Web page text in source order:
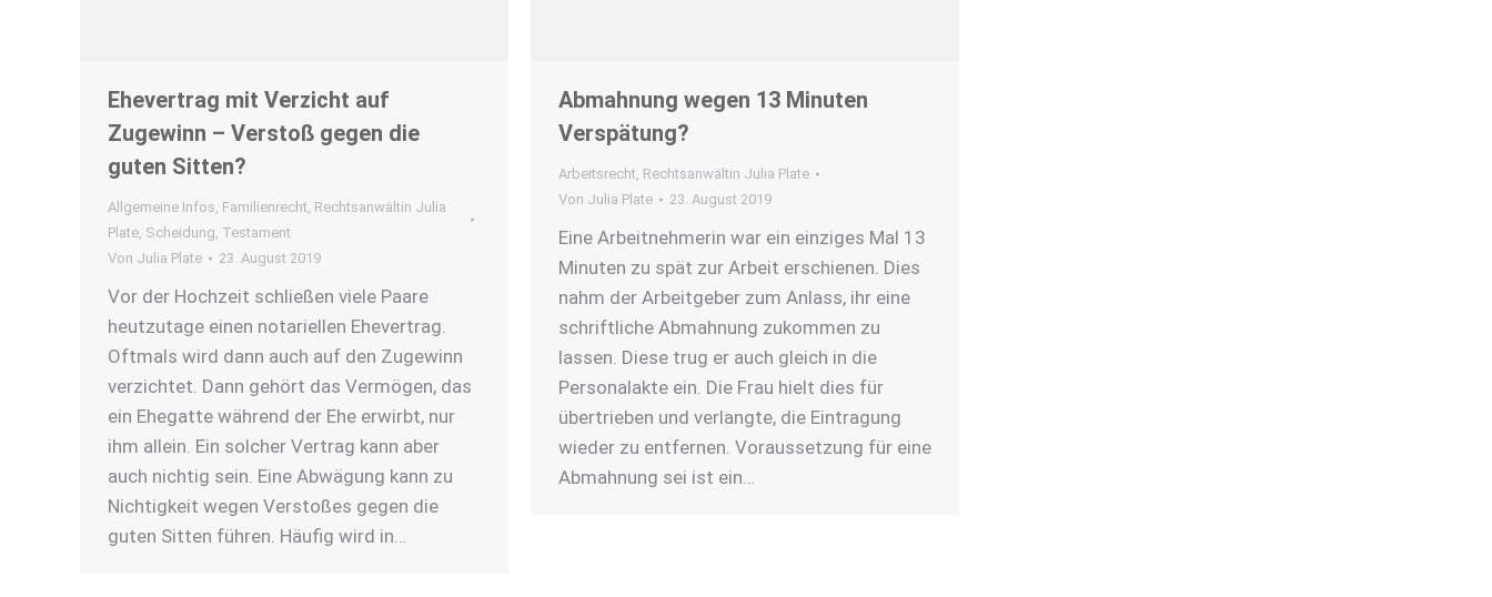
Ehevertrag mit Verzicht auf
Zugewinn – Verstoß gegen die
guten Sitten?
Allgemeine Infos, Familienrecht, Rechtsanwältin Julia
Plate, Scheidung, Testament
Von Julia Plate 23. August 2019
Vor der Hochzeit schließen viele Paare
heutzutage einen notariellen Ehevertrag.
Oftmals wird dann auch auf den Zugewinn
verzichtet. Dann gehört das Vermögen, das
ein Ehegatte während der Ehe erwirbt, nur
ihm allein. Ein solcher Vertrag kann aber
auch nichtig sein. Eine Abwägung kann zu
Nichtigkeit wegen Verstoßes gegen die
guten Sitten führen. Häufig wird in…
Abmahnung wegen 13 Minuten
Verspätung?
Arbeitsrecht, Rechtsanwältin Julia Plate
Von Julia Plate 23. August 2019
Eine Arbeitnehmerin war ein einziges Mal 13
Minuten zu spät zur Arbeit erschienen. Dies
nahm der Arbeitgeber zum Anlass, ihr eine
schriftliche Abmahnung zukommen zu
lassen. Diese trug er auch gleich in die
Personalakte ein. Die Frau hielt dies für
übertrieben und verlangte, die Eintragung
wieder zu entfernen. Voraussetzung für eine
Abmahnung sei ist ein…